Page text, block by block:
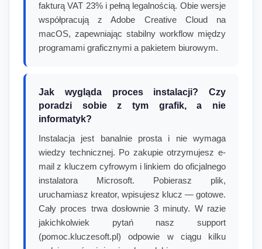
fakturą VAT 23% i pełną legalnością. Obie wersje
współpracują z Adobe Creative Cloud na
macOS, zapewniając stabilny workflow między
programami graficznymi a pakietem biurowym.
Jak wygląda proces instalacji? Czy
poradzi sobie z tym grafik, a nie
informatyk?
Instalacja jest banalnie prosta i nie wymaga
wiedzy technicznej. Po zakupie otrzymujesz e-
mail z kluczem cyfrowym i linkiem do oficjalnego
instalatora Microsoft. Pobierasz plik,
uruchamiasz kreator, wpisujesz klucz — gotowe.
Cały proces trwa dosłownie 3 minuty. W razie
jakichkolwiek pytań nasz support
(pomoc.kluczesoft.pl) odpowie w ciągu kilku